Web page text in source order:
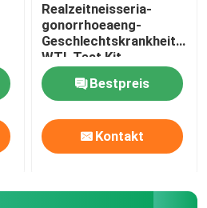
Realzeitneisseria-
gonorrhoeaeng-
Geschlechtskrankheits-
WTI-Test Kit
Lyophilized 24
Tests/Ausrüstung
Bestpreis
Kontakt